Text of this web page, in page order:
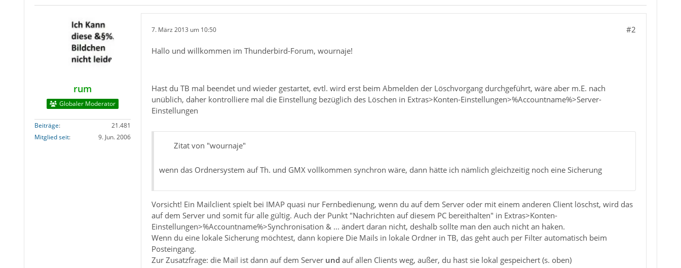
rum
Globaler Moderator
Beiträge
21.481
Mitglied seit
9. Jun. 2006
7. März 2013 um 10:50 #2
Hallo und willkommen im Thunderbird-Forum, wournaje!
Hast du TB mal beendet und wieder gestartet, evtl. wird erst beim Abmelden der Löschvorgang durchgeführt, wäre aber m.E. nach
unüblich, daher kontrolliere mal die Einstellung bezüglich des Löschen in Extras>Konten-Einstellungen>%Accountname%>Server-
Einstellungen
Zitat von "wournaje"
wenn das Ordnersystem auf Th. und GMX vollkommen synchron wäre, dann hätte ich nämlich gleichzeitig noch eine Sicherung
Vorsicht! Ein Mailclient spielt bei IMAP quasi nur Fernbedienung, wenn du auf dem Server oder mit einem anderen Client löschst, wird das
auf dem Server und somit für alle gültig. Auch der Punkt "Nachrichten auf diesem PC bereithalten" in Extras>Konten-
Einstellungen>%Accountname%>Synchronisation & ... ändert daran nicht, deshalb sollte man den auch nicht an haken.
Wenn du eine lokale Sicherung möchtest, dann kopiere Die Mails in lokale Ordner in TB, das geht auch per Filter automatisch beim
Posteingang.
Zur Zusatzfrage: die Mail ist dann auf dem Server und auf allen Clients weg, außer, du hast sie lokal gespeichert (s. oben)